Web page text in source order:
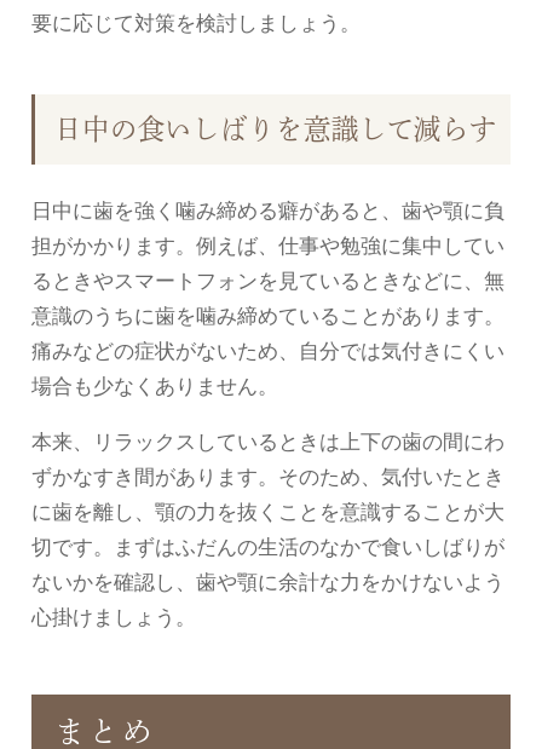
要に応じて対策を検討しましょう。
日中の食いしばりを意識して減らす
日中に歯を強く噛み締める癖があると、歯や顎に負
担がかかります。例えば、仕事や勉強に集中してい
るときやスマートフォンを見ているときなどに、無
意識のうちに歯を噛み締めていることがあります。
痛みなどの症状がないため、自分では気付きにくい
場合も少なくありません。
本来、リラックスしているときは上下の歯の間にわ
ずかなすき間があります。そのため、気付いたとき
に歯を離し、顎の力を抜くことを意識することが大
切です。まずはふだんの生活のなかで食いしばりが
ないかを確認し、歯や顎に余計な力をかけないよう
心掛けましょう。
まとめ